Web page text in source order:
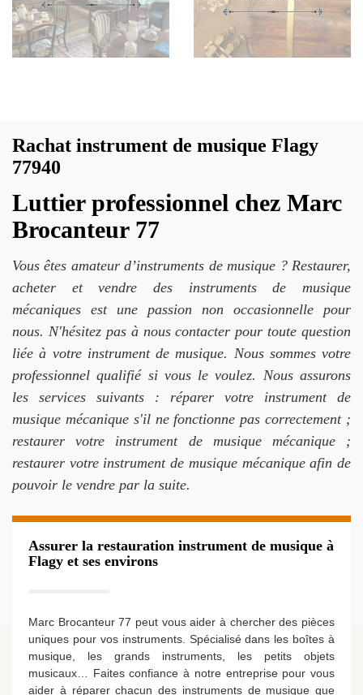
Rachat instrument de musique Flagy
77940
Luttier professionnel chez Marc
Brocanteur 77
Vous êtes amateur d’instruments de musique ? Restaurer,
acheter et vendre des instruments de musique
mécaniques est une passion non occasionnelle pour
nous. N'hésitez pas à nous contacter pour toute question
liée à votre instrument de musique. Nous sommes votre
professionnel qualifié si vous le voulez. Nous assurons
les services suivants : réparer votre instrument de
musique mécanique s'il ne fonctionne pas correctement ;
restaurer votre instrument de musique mécanique ;
restaurer votre instrument de musique mécanique afin de
pouvoir le vendre par la suite.
Assurer la restauration instrument de musique à
Flagy et ses environs
Marc Brocanteur 77 peut vous aider à chercher des pièces
uniques pour vos instruments. Spécialisé dans les boîtes à
musique, les grands instruments, les petits objets
musicaux… Faites confiance à notre entreprise pour vous
aider à réparer chacun des instruments de musique que